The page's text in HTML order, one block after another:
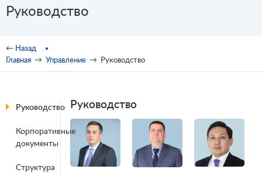
Руководство
Вы здесь
← Назад
Главная → Управление → Руководство
Руководство
Корпоративные
документы
Структура
Руководство